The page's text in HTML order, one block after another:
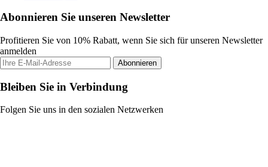
Abonnieren Sie unseren Newsletter
Profitieren Sie von 10% Rabatt, wenn Sie sich für unseren Newsletter
anmelden
Abonnieren
Bleiben Sie in Verbindung
Folgen Sie uns in den sozialen Netzwerken